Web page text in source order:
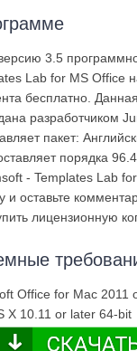
3.5
Lab for MS Office
бесплатно.
разработчиком
пакет:
порядка
- Templates Lab
и оставьте
лицензионную
Office for Mac 2011
X 10.11 or later 64-bit